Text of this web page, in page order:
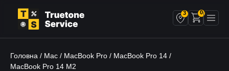
3 0
Головна / Mac / MacBook Pro / MacBook Pro 14 /
MacBook Pro 14 M2